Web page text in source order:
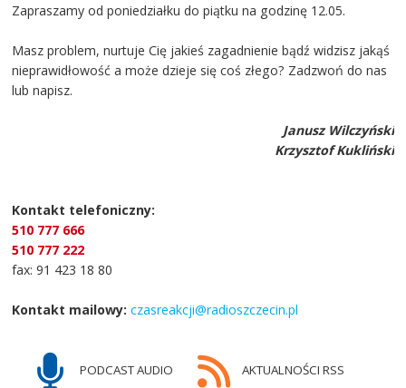
Zapraszamy od poniedziałku do piątku na godzinę 12.05.
Masz problem, nurtuje Cię jakieś zagadnienie bądź widzisz jakąś
nieprawidłowość a może dzieje się coś złego? Zadzwoń do nas
lub napisz.
Janusz Wilczyński
Krzysztof Kukliński
Kontakt telefoniczny:
510 777 666
510 777 222
fax: 91 423 18 80
Kontakt mailowy: czasreakcji@radioszczecin.pl
PODCAST AUDIO AKTUALNOŚCI RSS